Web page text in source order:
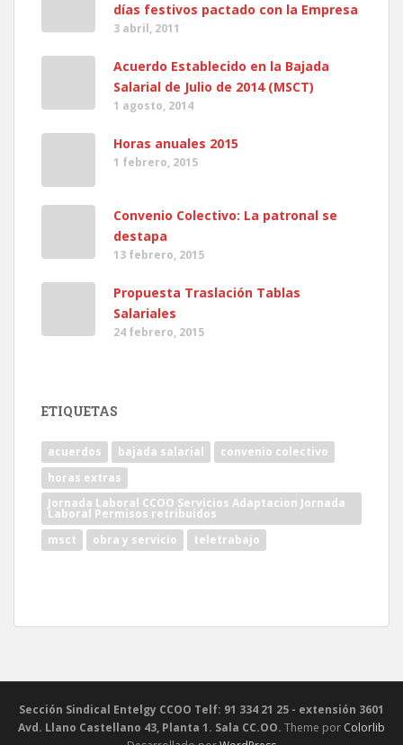
días festivos pactado con la Empresa
3 abril, 2011
Acuerdo Establecido en la Bajada
Salarial de Julio de 2014 (MSCT)
1 agosto, 2014
Horas anuales 2015
1 febrero, 2015
Convenio Colectivo: La patronal se
destapa
13 febrero, 2015
Propuesta Traslación Tablas
Salariales
24 febrero, 2015
ETIQUETAS
acuerdos bajada salarial
convenio colectivo
horas extras
Jornada Laboral CCOO Servicios Adaptacion Jornada
Laboral Permisos retribuidos
msct
obra y servicio teletrabajo
Sección Sindical Entelgy CCOO Telf: 91 334 21 25 - extensión 3601
Avd. Llano Castellano 43, Planta 1. Sala CC.OO. Theme por Colorlib